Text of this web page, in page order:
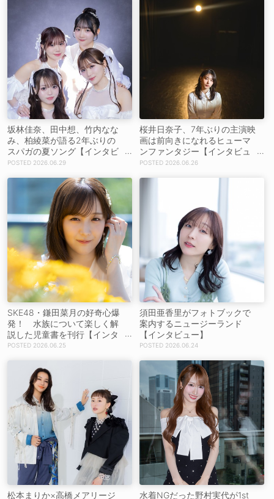
坂林佳奈、田中想、竹内なな
み、柏綾菜が語る2年ぶりの
スパガの夏ソング【インタビ
ュー】 2026.06.29
桜井日奈子、7年ぶりの主演映
画は前向きになれるヒューマ
ンファンタジー【インタビュ
ー】
2026.06.26
SKE48・鎌田菜月の好奇心爆
発！ 水族について楽しく解
説した児童書を刊行【インタ
ビュー】2026.06.25
須田亜香里がフォトブックで
案内するニュージーランド
【インタビュー】
2026.06.24
松本まりか×高橋メアリージ
水着NGだった野村実代が1st